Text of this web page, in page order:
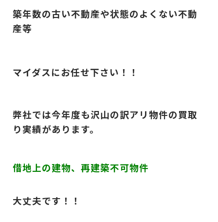
築年数の古い不動産や状態のよくない不動
産等
マイダスにお任せ下さい！！
弊社では今年度も沢山の訳アリ物件の買取
り実績があります。
借地上の建物、再建築不可物件
大丈夫です！！